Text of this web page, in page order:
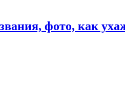
фото, как